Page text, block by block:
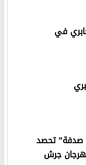
في
صدفة" تحصد
جرش